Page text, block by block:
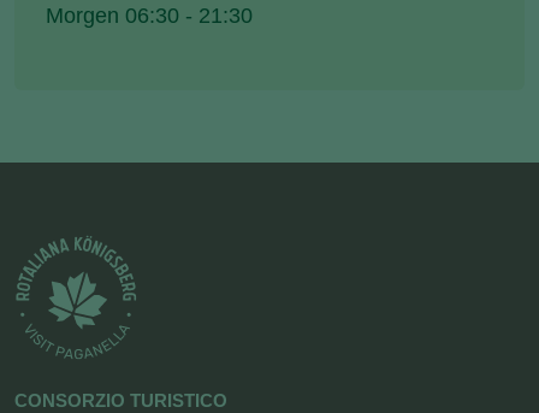
Morgen 06:30 - 21:30
CONSORZIO TURISTICO